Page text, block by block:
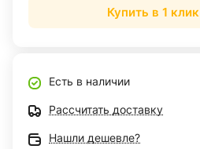
Купить в 1 клик
Есть в наличии
Рассчитать доставку
Нашли дешевле?